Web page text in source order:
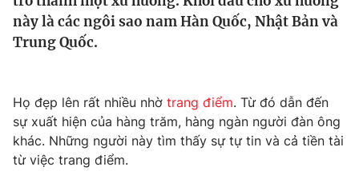
Thế giới
Tin tức
Câu chuyện quốc tế
Tài chính
Thị trường
Góc doanh nghiệp
Dữ liệu và đời sống
Truyền hình
này là các ngôi sao nam Hàn Quốc, Nhật Bản và
Trung Quốc.
Họ đẹp lên rất nhiều nhờ trang điểm. Từ đó dẫn đến
sự xuất hiện của hàng trăm, hàng ngàn người đàn ông
khác. Những người này tìm thấy sự tự tin và cả tiền tài
từ việc trang điểm.